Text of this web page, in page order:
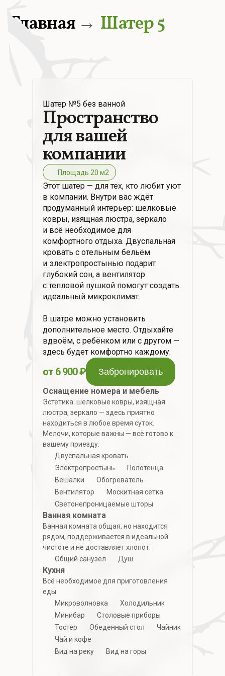
Главная → Шатер 5
Шатер №5 без ванной
Пространство
для вашей
компании
Площадь 20 м2
Этот шатер — для тех, кто любит уют
в компании. Внутри вас ждёт
продуманный интерьер: шелковые
ковры, изящная люстра, зеркало
и всё необходимое для
комфортного отдыха. Двуспальная
кровать с отельным бельём
и электропростынью подарит
глубокий сон, а вентилятор
с тепловой пушкой помогут создать
идеальный микроклимат.
В шатре можно установить
дополнительное место. Отдыхайте
вдвоём, с ребёнком или с другом —
здесь будет комфортно каждому.
от 6 900 ₽
Оснащение номера и мебель
Эстетика: шелковые ковры, изящная
люстра, зеркало — здесь приятно
находиться в любое время суток.
Мелочи, которые важны — всё готово к
вашему приезду.
Двуспальная кровать
Электропростынь
Полотенца
Вешалки
Обогреватель
Вентилятор
Москитная сетка
Светонепроницаемые шторы
Ванная комната
Ванная комната общая, но находится
рядом, поддерживается в идеальной
чистоте и не доставляет хлопот.
Общий санузел
Душ
Кухня
Всё необходимое для приготовления
еды
Микроволновка
Холодильник
Минибар
Столовые приборы
Тостер
Обеденный стол
Чайник
Чай и кофе
Вид на реку
Вид на горы